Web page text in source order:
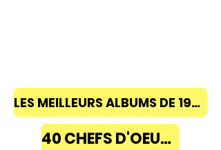
LES MEILLEURS ALBUMS DE 1968 à 2018
40 CHEFS D'OEUVRE